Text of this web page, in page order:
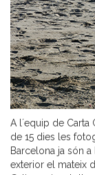
A l´equip de Carta
de 15 dies les
Barcelona ja són
exterior el mateix